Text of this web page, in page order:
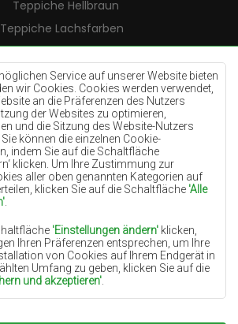
Service auf unserer Website bieten
wir Cookies. Cookies werden verwendet,
an die Präferenzen des Nutzers
der Websites zu optimieren,
und die Sitzung des Website-Nutzers
können die einzelnen Cookie-
indem Sie auf die Schaltfläche
klicken. Um Ihre Zustimmung zur
aller oben genannten Kategorien auf
klicken Sie auf die Schaltfläche 'Alle
'Einstellungen ändern' klicken,
Ihren Präferenzen entsprechen, um Ihre
von Cookies auf Ihrem Endgerät in
Umfang zu geben, klicken Sie auf die
und akzeptieren'
Teppiche Hellbraun
Teppiche Lachsfarben
Cremefarben
Teppiche Lilac
Teppiche Gelb
Teppiche Pfefferminz
Teppiche Blau
Teppiche Orange
Teppiche Rosa
Teppiche Terrakotte
Teppiche Grün
Teppiche Golden